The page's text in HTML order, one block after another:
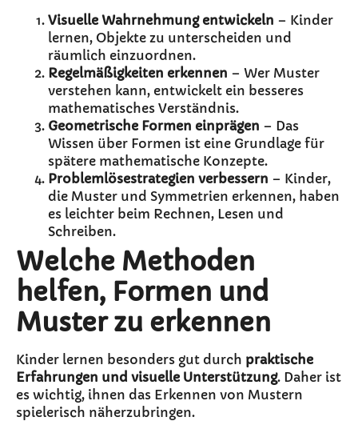
Visuelle Wahrnehmung entwickeln – Kinder
lernen, Objekte zu unterscheiden und
räumlich einzuordnen.
Regelmäßigkeiten erkennen – Wer Muster
verstehen kann, entwickelt ein besseres
mathematisches Verständnis.
Geometrische Formen einprägen – Das
Wissen über Formen ist eine Grundlage für
spätere mathematische Konzepte.
Problemlösestrategien verbessern – Kinder,
die Muster und Symmetrien erkennen, haben
es leichter beim Rechnen, Lesen und
Schreiben.
Welche Methoden
helfen, Formen und
Muster zu erkennen
Kinder lernen besonders gut durch praktische
Erfahrungen und visuelle Unterstützung. Daher ist
es wichtig, ihnen das Erkennen von Mustern
spielerisch näherzubringen.